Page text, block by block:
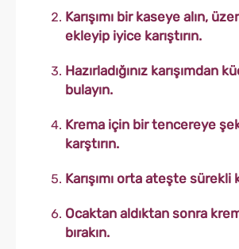
Karışımı bir kaseye alın,
ekleyip iyice karıştırın.
Hazırladığınız karışımdan
bulayın.
Krema için bir tencereye
karştırın.
Karışımı orta ateşte sürekli
Ocaktan aldıktan sonra
bırakın.